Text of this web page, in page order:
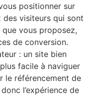
positionner sur
visiteurs qui sont
vous proposez,
de conversion.
: un site bien
facile à naviguer
le référencement de
l’expérience de